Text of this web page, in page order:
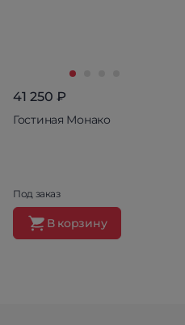
41 250 ₽
Гостиная Монако
Под заказ
В корзину